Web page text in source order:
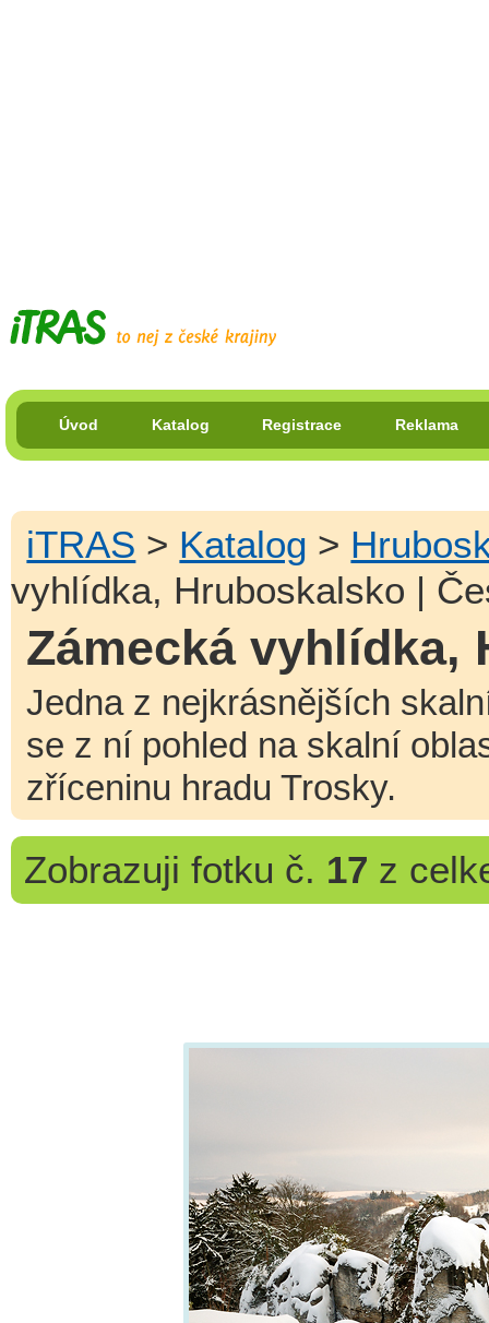
Úvod Katalog Registrace Reklama
iTRAS > Katalog >
vyhlídka, Hruboskalsko |
Zámecká vyhlídka,
Jedna z nejkrásnějších
se z ní pohled na skalní
zříceninu hradu Trosky.
Zobrazuji fotku č. 17 z